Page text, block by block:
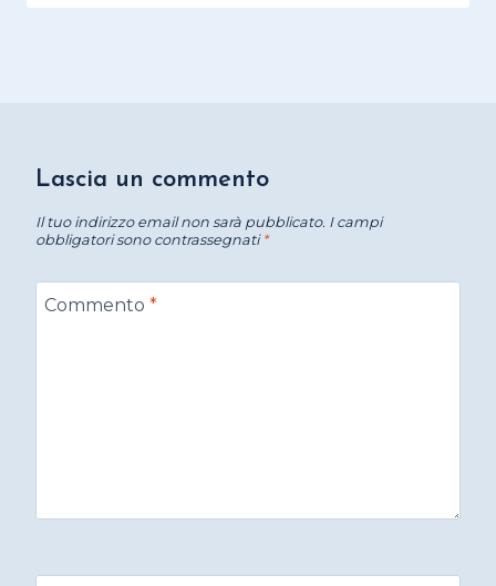
Lascia un commento
Il tuo indirizzo email non sarà pubblicato. I campi
obbligatori sono contrassegnati *
Commento *